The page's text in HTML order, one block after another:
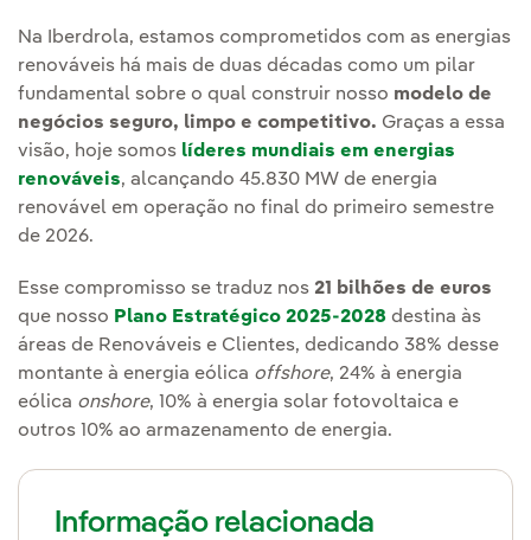
Na Iberdrola, estamos comprometidos com as energias
renováveis há mais de duas décadas como um pilar
fundamental sobre o qual construir nosso modelo de
negócios seguro, limpo e competitivo. Graças a essa
visão, hoje somos líderes mundiais em energias
renováveis, alcançando 45.830 MW de energia
renovável em operação no final do primeiro semestre
de 2026.
Esse compromisso se traduz nos 21 bilhões de euros
que nosso Plano Estratégico 2025-2028 destina às
áreas de Renováveis e Clientes, dedicando 38% desse
montante à energia eólica offshore, 24% à energia
eólica onshore, 10% à energia solar fotovoltaica e
outros 10% ao armazenamento de energia.
Informação relacionada